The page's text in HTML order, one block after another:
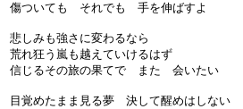
傷ついても それでも 手を伸ばすよ
悲しみも強さに変わるなら
荒れ狂う嵐も越えていけるはず
信じるその旅の果てで また 会いたい
目覚めたまま見る夢 決して醒めはしない